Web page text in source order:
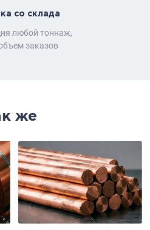
со склада
любой тоннаж,
заказов
же